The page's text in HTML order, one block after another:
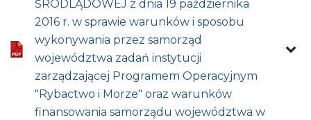
ŚRÓDLĄDOWEJ z dnia 19 października
2016 r. w sprawie warunków i sposobu
wykonywania przez samorząd
województwa zadań instytucji
zarządzającej Programem Operacyjnym
"Rybactwo i Morze" oraz warunków
finansowania samorządu województwa w